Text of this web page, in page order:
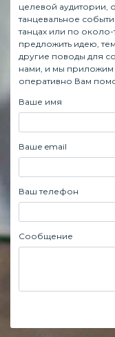
целевой аудитории,
танцевальное
танцах или по около-
предложить идею,
другие поводы для
нами, и мы приложим
оперативно Вам
Ваше имя
Ваше email
Ваш телефон
Сообщение